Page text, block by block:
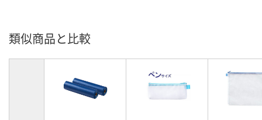
類似商品と比較